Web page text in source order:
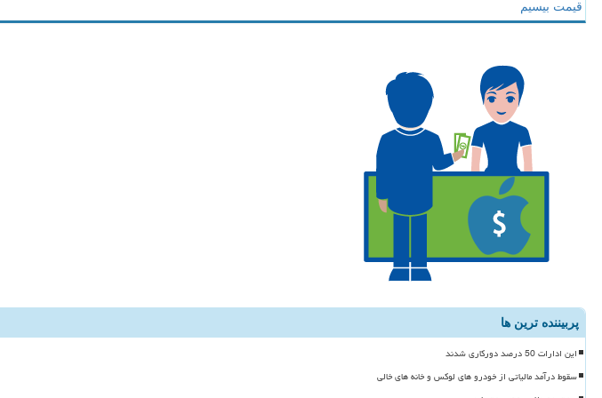
قیمت بیسیم
پربیننده ترین ها
این ادارات 50 درصد دورکاری شدند
سقوط درآمد مالیاتی از خودرو های لوکس و خانه های خالی